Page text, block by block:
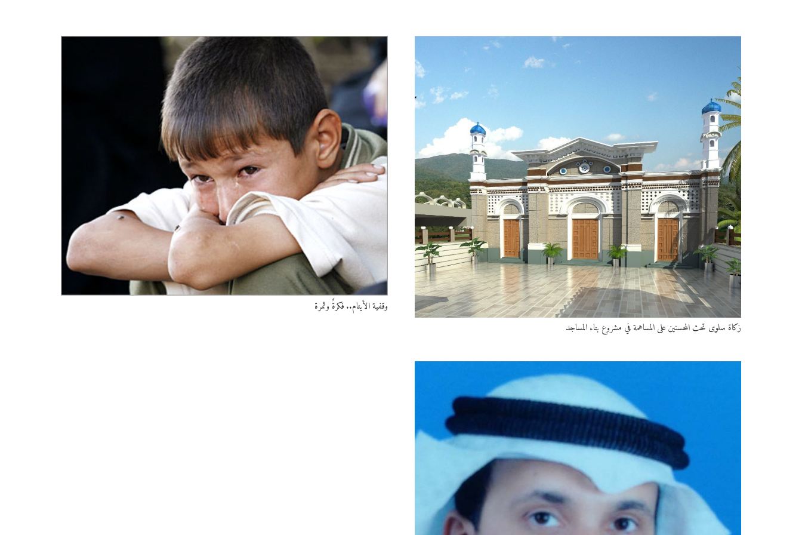
زكاة سلوى تحث المحسنين على المساهمة في مشروع بناء المساجد
وقفية الأيتام.. فكرةٌ وثمرة